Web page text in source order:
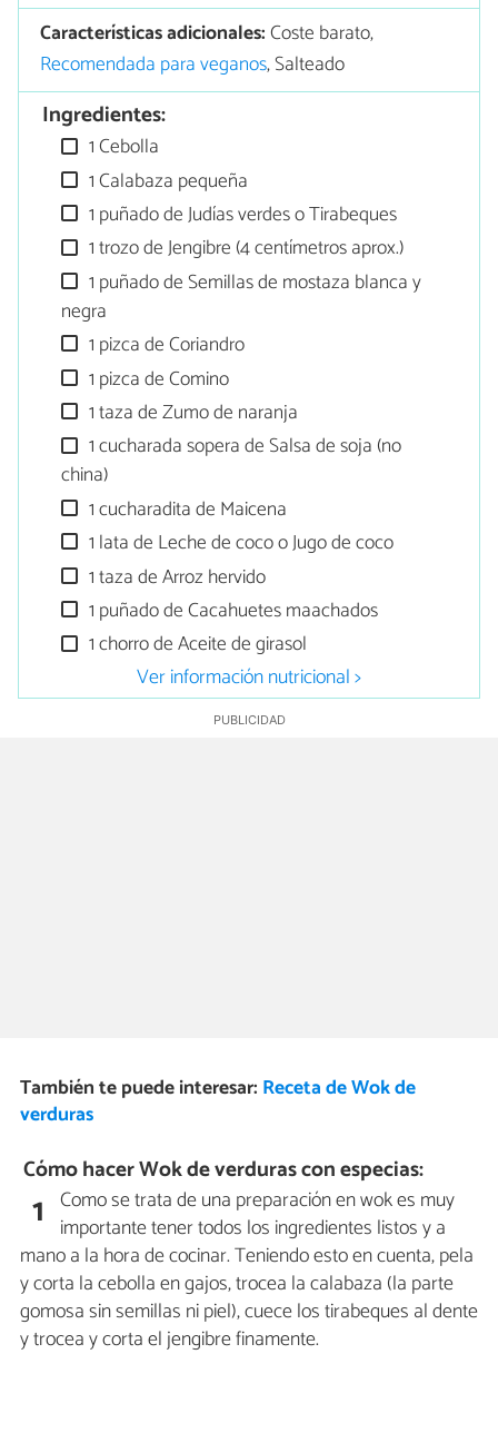
Características adicionales:Coste barato,
Recomendada para veganos, Salteado
Ingredientes:
1 Cebolla
1 Calabaza pequeña
1 puñado de Judías verdes o Tirabeques
1 trozo de Jengibre (4 centímetros aprox.)
1 puñado de Semillas de mostaza blanca y
negra
1 pizca de Coriandro
1 pizca de Comino
1 taza de Zumo de naranja
1 cucharada sopera de Salsa de soja (no
china)
1 cucharadita de Maicena
1 lata de Leche de coco o Jugo de coco
1 taza de Arroz hervido
1 puñado de Cacahuetes maachados
1 chorro de Aceite de girasol
Ver información nutricional >
También te puede interesar: Receta de Wok de
verduras
Cómo hacer Wok de verduras con especias:
1 Como se trata de una preparación en wok es muy
importante tener todos los ingredientes listos y a
mano a la hora de cocinar. Teniendo esto en cuenta, pela
y corta la cebolla en gajos, trocea la calabaza (la parte
gomosa sin semillas ni piel), cuece los tirabeques al dente
y trocea y corta el jengibre finamente.